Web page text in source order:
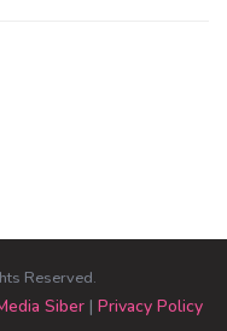
Reserved.
Siber| Privacy Policy